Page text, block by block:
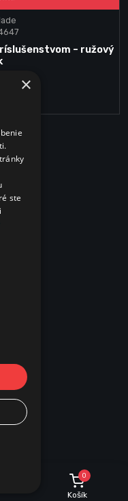
0
Košík
– ružový
×
ste